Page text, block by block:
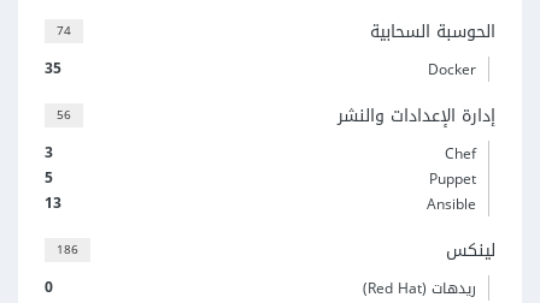
74 الحوسبة السحابية
35 Docker
56 إدارة الإعدادات والنشر
3
Chef
5
Puppet
13
Ansible
186 لينكس
0 ريدهات (Red Hat)